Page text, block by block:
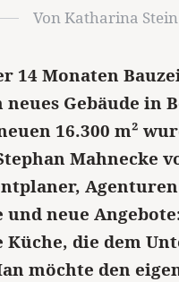
Von Katharina Stein
14 Monaten
neues Gebäude in
16.300 m²
Mahnecke
neue
die dem
möchte den